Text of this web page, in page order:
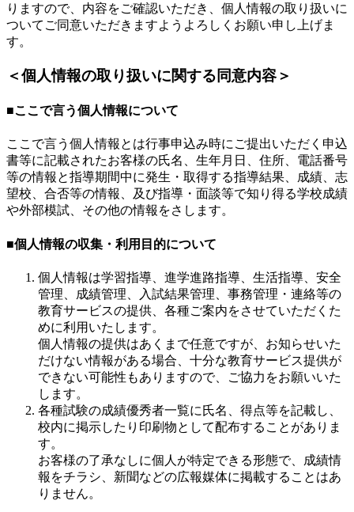
りますので、内容をご確認いただき、個人情報の取り扱いに
ついてご同意いただきますようよろしくお願い申し上げま
す。
＜個人情報の取り扱いに関する同意内容＞
■ここで言う個人情報について
ここで言う個人情報とは行事申込み時にご提出いただく申込
書等に記載されたお客様の氏名、生年月日、住所、電話番号
等の情報と指導期間中に発生・取得する指導結果、成績、志
望校、合否等の情報、及び指導・面談等で知り得る学校成績
や外部模試、その他の情報をさします。
■個人情報の収集・利用目的について
個人情報は学習指導、進学進路指導、生活指導、安全
管理、成績管理、入試結果管理、事務管理・連絡等の
教育サービスの提供、各種ご案内をさせていただくた
めに利用いたします。
個人情報の提供はあくまで任意ですが、お知らせいた
だけない情報がある場合、十分な教育サービス提供が
できない可能性もありますので、ご協力をお願いいた
します。
各種試験の成績優秀者一覧に氏名、得点等を記載し、
校内に掲示したり印刷物として配布することがありま
す。
お客様の了承なしに個人が特定できる形態で、成績情
報をチラシ、新聞などの広報媒体に掲載することはあ
りません。